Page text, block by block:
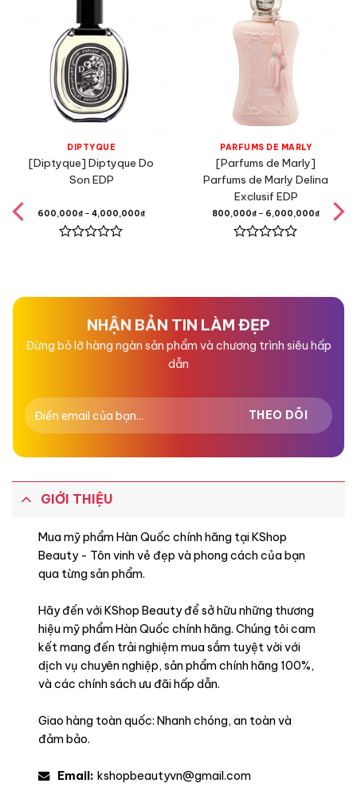
Hoa Hồng Thổ Nhĩ Kỳ,
Hương Nhang,
Trầm Hương,
Hương Cuối
Hổ Phách,
Rêu Sồi,
Xạ Hương,
Đặc điểm
DIPTYQUE
[Diptyque] Diptyque Do
Son EDP
600,000₫ – 4,000,000₫
5
PARFUMS DE MARLY
[Parfums de Marly]
Parfums de Marly Delina
Exclusif EDP
800,000₫ – 6,000,000₫
5
NHẬN BẢN TIN LÀM ĐẸP
Đừng bỏ lỡ hàng ngàn sản phẩm và chương trình siêu hấp
dẫn
GIỚI THIỆU
Mua mỹ phẩm Hàn Quốc chính hãng tại KShop
Beauty - Tôn vinh vẻ đẹp và phong cách của bạn
qua từng sản phẩm.
Hãy đến với KShop Beauty để sở hữu những thương
hiệu mỹ phẩm Hàn Quốc chính hãng. Chúng tôi cam
kết mang đến trải nghiệm mua sắm tuyệt vời với
dịch vụ chuyên nghiệp, sản phẩm chính hãng 100%,
và các chính sách ưu đãi hấp dẫn.
Giao hàng toàn quốc: Nhanh chóng, an toàn và
đảm bảo.
Email: kshopbeautyvn@gmail.com